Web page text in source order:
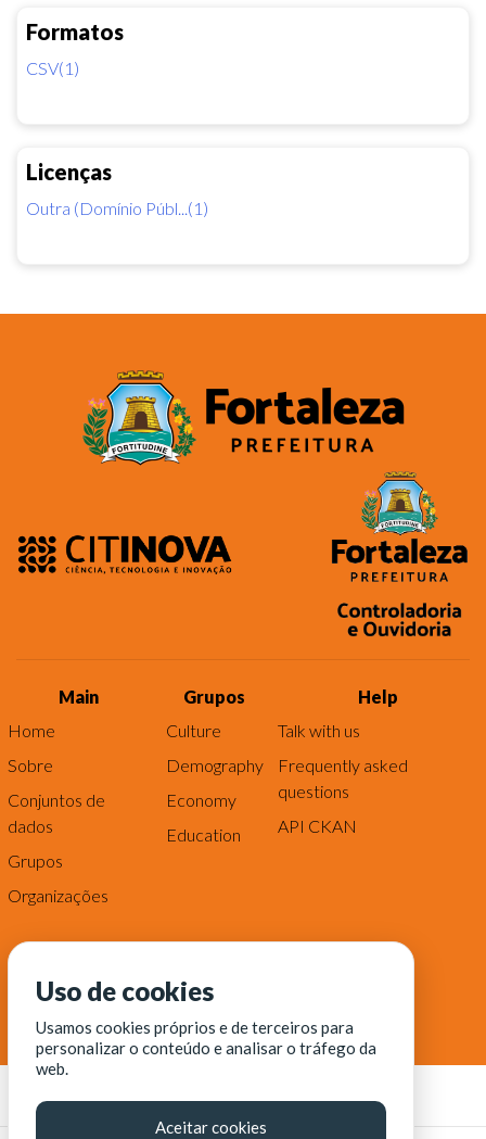
Formatos
CSV(1)
Licenças
Outra (Domínio Públ...(1)
Main
Home
Sobre
Conjuntos de
dados
Grupos
Organizações
Grupos
Culture
Demography
Economy
Education
Help
Talk with us
Frequently asked
questions
API CKAN
Uso de cookies
Usamos cookies próprios e de terceiros para
personalizar o conteúdo e analisar o tráfego da
web.
Aceitar cookies